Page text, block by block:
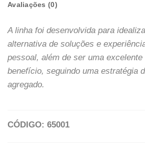
Avaliações (0)
A linha foi desenvolvida para
alternativa de soluções e
pessoal, além de ser uma
benefício, seguindo uma estratégia
agregado.
CÓDIGO: 65001